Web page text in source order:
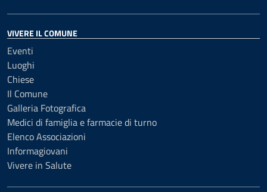
VIVERE IL COMUNE
Eventi
Luoghi
Chiese
Il Comune
Galleria Fotografica
Medici di famiglia e farmacie di turno
Elenco Associazioni
Informagiovani
Vivere in Salute